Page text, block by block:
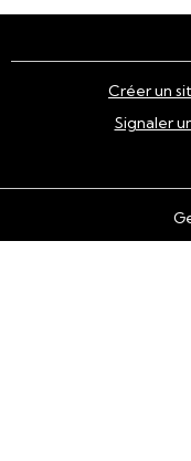
Créer un
Signaler